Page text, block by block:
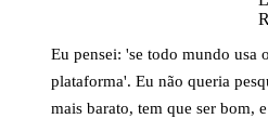
Eu pensei: 'se todo mundo usa
plataforma'. Eu não queria
mais barato, tem que ser bom,